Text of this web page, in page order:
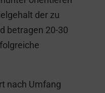
der zu
betragen 20-30
nach Umfang